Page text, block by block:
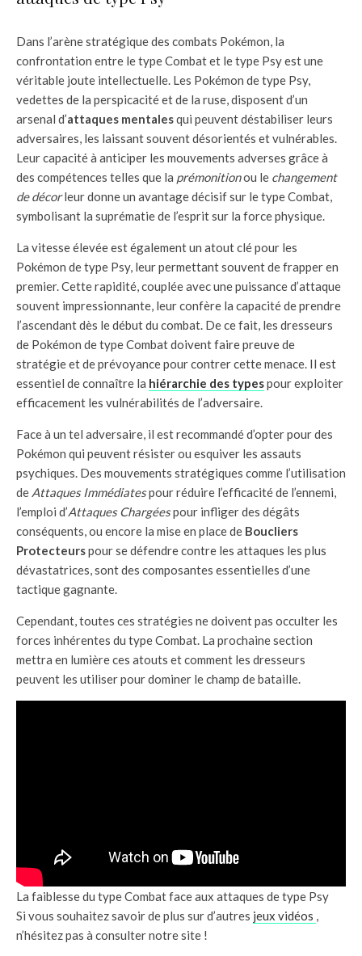
Dans l’arène stratégique des combats Pokémon, la
confrontation entre le type Combat et le type Psy est une
véritable joute intellectuelle. Les Pokémon de type Psy,
vedettes de la perspicacité et de la ruse, disposent d’un
arsenal d’attaques mentalesqui peuvent déstabiliser leurs
adversaires, les laissant souvent désorientés et vulnérables.
Leur capacité à anticiper les mouvements adverses grâce à
des compétences telles que la prémonitionou le changement
de décorleur donne un avantage décisif sur le type Combat,
symbolisant la suprématie de l’esprit sur la force physique.
La vitesse élevée est également un atout clé pour les
Pokémon de type Psy, leur permettant souvent de frapper en
premier. Cette rapidité, couplée avec une puissance d’attaque
souvent impressionnante, leur confère la capacité de prendre
l’ascendant dès le début du combat. De ce fait, les dresseurs
de Pokémon de type Combat doivent faire preuve de
stratégie et de prévoyance pour contrer cette menace. Il est
essentiel de connaître la hiérarchie des typespour exploiter
efficacement les vulnérabilités de l’adversaire.
Face à un tel adversaire, il est recommandé d’opter pour des
Pokémon qui peuvent résister ou esquiver les assauts
psychiques. Des mouvements stratégiques comme l’utilisation
de Attaques Immédiatespour réduire l’efficacité de l’ennemi,
l’emploi d’Attaques Chargéespour infliger des dégâts
conséquents, ou encore la mise en place de Boucliers
Protecteurspour se défendre contre les attaques les plus
dévastatrices, sont des composantes essentielles d’une
tactique gagnante.
Cependant, toutes ces stratégies ne doivent pas occulter les
forces inhérentes du type Combat. La prochaine section
mettra en lumière ces atouts et comment les dresseurs
peuvent les utiliser pour dominer le champ de bataille.
La faiblesse du type Combat face aux attaques de type Psy
Si vous souhaitez savoir de plus sur d’autres jeux vidéos ,
n’hésitez pas à consulter notre site !